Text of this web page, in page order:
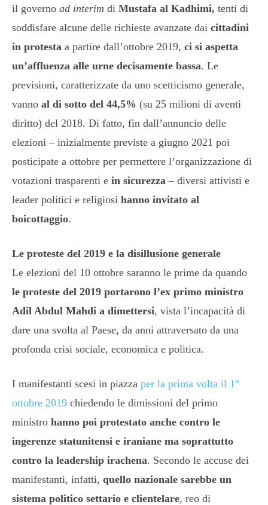
il governo ad interim di Mustafa al Kadhimi, tenti di
soddisfare alcune delle richieste avanzate dai cittadini
in protesta a partire dall’ottobre 2019, ci si aspetta
un’affluenza alle urne decisamente bassa. Le
previsioni, caratterizzate da uno scetticismo generale,
vanno al di sotto del 44,5% (su 25 milioni di aventi
diritto) del 2018. Di fatto, fin dall’annuncio delle
elezioni – inizialmente previste a giugno 2021 poi
posticipate a ottobre per permettere l’organizzazione di
votazioni trasparenti e in sicurezza – diversi attivisti e
leader politici e religiosi hanno invitato al
boicottaggio.
Le proteste del 2019 e la disillusione generale
Le elezioni del 10 ottobre saranno le prime da quando
le proteste del 2019 portarono l’ex primo ministro
Adil Abdul Mahdi a dimettersi, vista l’incapacità di
dare una svolta al Paese, da anni attraversato da una
profonda crisi sociale, economica e politica.
I manifestanti scesi in piazza per la prima volta il 1°
ottobre 2019 chiedendo le dimissioni del primo
ministro hanno poi protestato anche contro le
ingerenze statunitensi e iraniane ma soprattutto
contro la leadership irachena. Secondo le accuse dei
manifestanti, infatti, quello nazionale sarebbe un
sistema politico settario e clientelare, reo di